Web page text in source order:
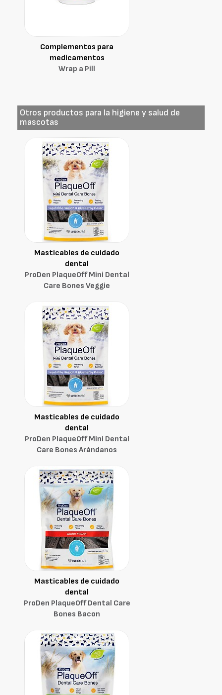
Complementos para
medicamentos
Wrap a Pill
Otros productos para la higiene y salud de
mascotas
Masticables de cuidado
dental
ProDen PlaqueOff Mini Dental
Care Bones Veggie
Masticables de cuidado
dental
ProDen PlaqueOff Mini Dental
Care Bones Arándanos
Masticables de cuidado
dental
ProDen PlaqueOff Dental Care
Bones Bacon